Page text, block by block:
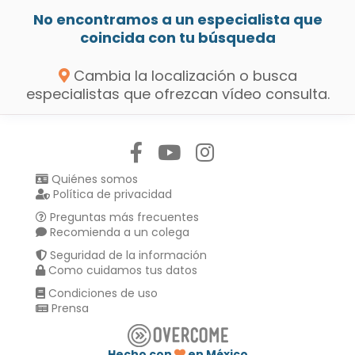
No encontramos a un especialista que
coincida con tu búsqueda
Cambia la localización o busca
especialistas que ofrezcan vídeo consulta.
Quiénes somos
Política de privacidad
Preguntas más frecuentes
Recomienda a un colega
Seguridad de la información
Como cuidamos tus datos
Condiciones de uso
Prensa